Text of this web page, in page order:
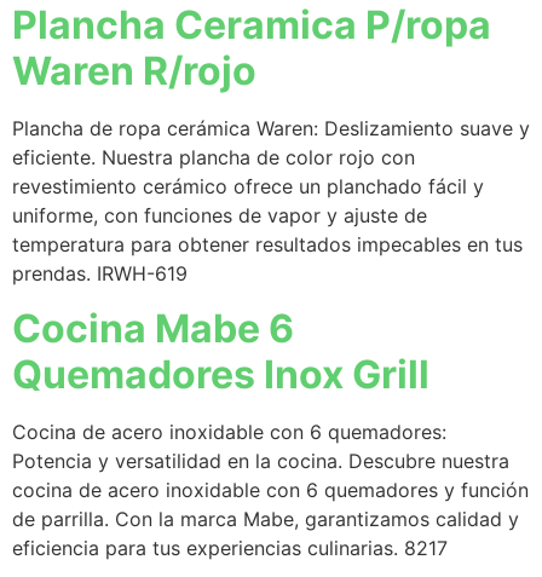
Plancha Ceramica P/ropa
Waren R/rojo
Plancha de ropa cerámica Waren: Deslizamiento suave y
eficiente. Nuestra plancha de color rojo con
revestimiento cerámico ofrece un planchado fácil y
uniforme, con funciones de vapor y ajuste de
temperatura para obtener resultados impecables en tus
prendas. IRWH-619
Cocina Mabe 6
Quemadores Inox Grill
Cocina de acero inoxidable con 6 quemadores:
Potencia y versatilidad en la cocina. Descubre nuestra
cocina de acero inoxidable con 6 quemadores y función
de parrilla. Con la marca Mabe, garantizamos calidad y
eficiencia para tus experiencias culinarias. 8217